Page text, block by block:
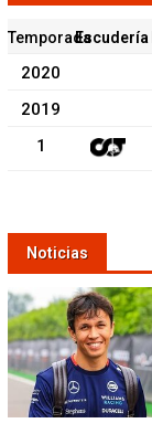
TemporadaEscudería
2020
2019
1
Noticias